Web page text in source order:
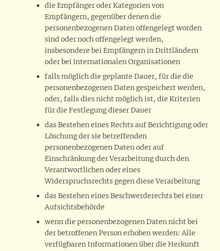
die Empfänger oder Kategorien von
Empfängern, gegenüber denen die
personenbezogenen Daten offengelegt worden
sind oder noch offengelegt werden,
insbesondere bei Empfängern in Drittländern
oder bei internationalen Organisationen
falls möglich die geplante Dauer, für die die
personenbezogenen Daten gespeichert werden,
oder, falls dies nicht möglich ist, die Kriterien
für die Festlegung dieser Dauer
das Bestehen eines Rechts auf Berichtigung oder
Löschung der sie betreffenden
personenbezogenen Daten oder auf
Einschränkung der Verarbeitung durch den
Verantwortlichen oder eines
Widerspruchsrechts gegen diese Verarbeitung
das Bestehen eines Beschwerderechts bei einer
Aufsichtsbehörde
wenn die personenbezogenen Daten nicht bei
der betroffenen Person erhoben werden: Alle
verfügbaren Informationen über die Herkunft